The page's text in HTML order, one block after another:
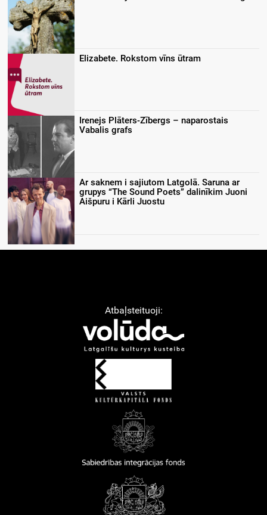
Elizabete. Rokstom vīns ūtram
Irenejs Plāters-Zībergs – naparostais
Vabalis grafs
Ar saknem i sajiutom Latgolā. Saruna ar
grupys “The Sound Poets” dalinīkim Juoni
Aišpuru i Kārli Juostu
Atbaļsteituoji: